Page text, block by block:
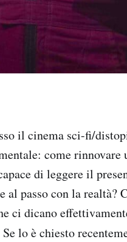
il cinema sci-fi/
come
di leggere il
al passo con la realtà?
ci dicano
lo è chiesto